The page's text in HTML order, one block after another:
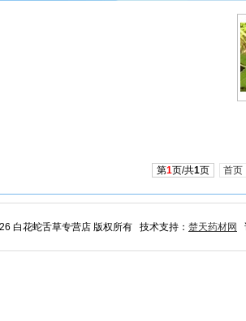
第1页/共1页 首页
白花蛇舌草专营店 版权所有 技术支持： 楚天药材网